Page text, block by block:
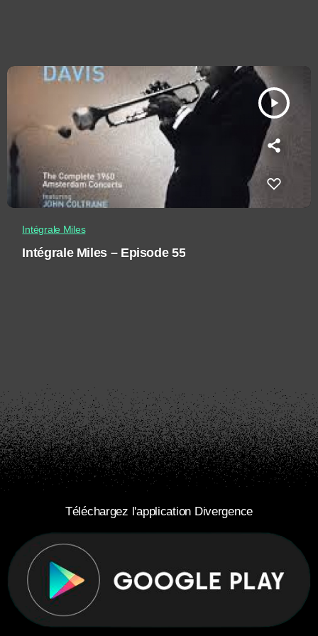
play_arrow
Intégrale Miles
Intégrale Miles – Episode 55
Téléchargez l'application Divergence